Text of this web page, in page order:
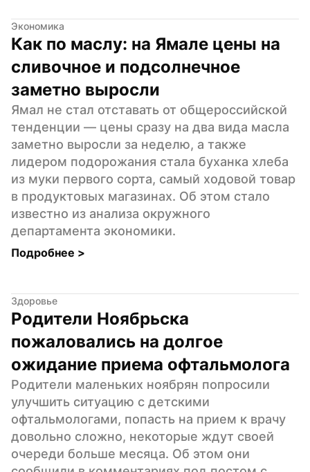
Экономика
Как по маслу: на Ямале цены на
сливочное и подсолнечное
заметно выросли
Ямал не стал отставать от общероссийской
тенденции — цены сразу на два вида масла
заметно выросли за неделю, а также
лидером подорожания стала буханка хлеба
из муки первого сорта, самый ходовой товар
в продуктовых магазинах. Об этом стало
известно из анализа окружного
департамента экономики.
Подробнее >
Здоровье
Родители Ноябрьска
пожаловались на долгое
ожидание приема офтальмолога
Родители маленьких ноябрян попросили
улучшить ситуацию с детскими
офтальмологами, попасть на прием к врачу
довольно сложно, некоторые ждут своей
очереди больше месяца. Об этом они